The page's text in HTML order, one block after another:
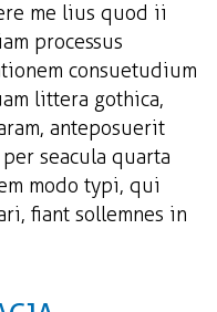
me lius quod ii
processus
consuetudium
littera gothica,
anteposuerit
seacula quarta
modo typi, qui
fiant sollemnes in